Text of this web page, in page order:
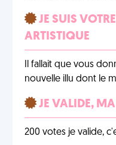
JE SUIS
ARTISTIQUE
Il fallait que vous
nouvelle illu dont le
JE VALIDE,
200 votes je valide,